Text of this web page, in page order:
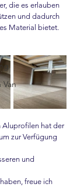
Van
die es erlauben
und dadurch
Material bietet.
Aluprofilen hat der
zur Verfügung
und
freue ich